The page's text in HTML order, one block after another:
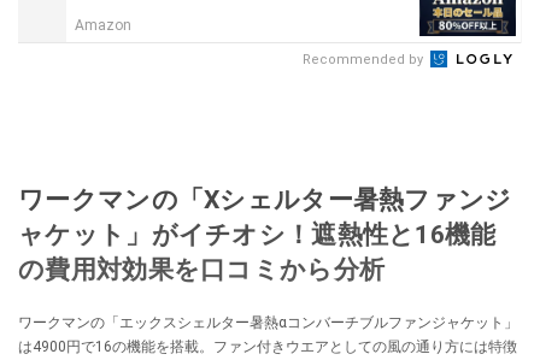
Amazon
Recommended by
ワークマンの「Xシェルター暑熱ファンジ
ャケット」がイチオシ！遮熱性と16機能
の費用対効果を口コミから分析
ワークマンの「エックスシェルター暑熱αコンバーチブルファンジャケット」
は4900円で16の機能を搭載。ファン付きウエアとしての風の通り方には特徴